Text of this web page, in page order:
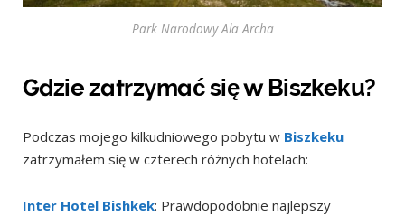
Park Narodowy Ala Archa
Gdzie zatrzymać się w Biszkeku?
Podczas mojego kilkudniowego pobytu w Biszkeku
zatrzymałem się w czterech różnych hotelach:
Inter Hotel Bishkek: Prawdopodobnie najlepszy